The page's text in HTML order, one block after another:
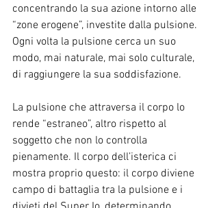
concentrando la sua azione intorno alle
“zone erogene”, investite dalla pulsione.
Ogni volta la pulsione cerca un suo
modo, mai naturale, mai solo culturale,
di raggiungere la sua soddisfazione.
La pulsione che attraversa il corpo lo
rende “estraneo”, altro rispetto al
soggetto che non lo controlla
pienamente. Il corpo dell’isterica ci
mostra proprio questo: il corpo diviene
campo di battaglia tra la pulsione e i